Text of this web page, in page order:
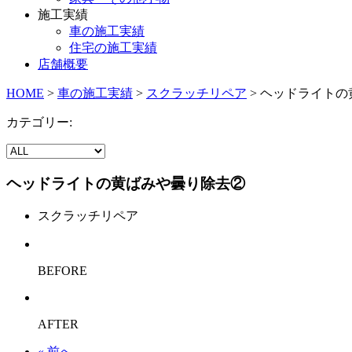
施工実績
車の施工実績
住宅の施工実績
店舗概要
HOME > 車の施工実績 > スクラッチリペア > ヘッドライト
カテゴリー:
ヘッドライトの黄ばみや曇り除去②
スクラッチリペア
BEFORE
AFTER